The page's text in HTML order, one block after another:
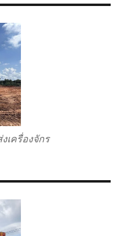
แท่น
เครื่องจักร